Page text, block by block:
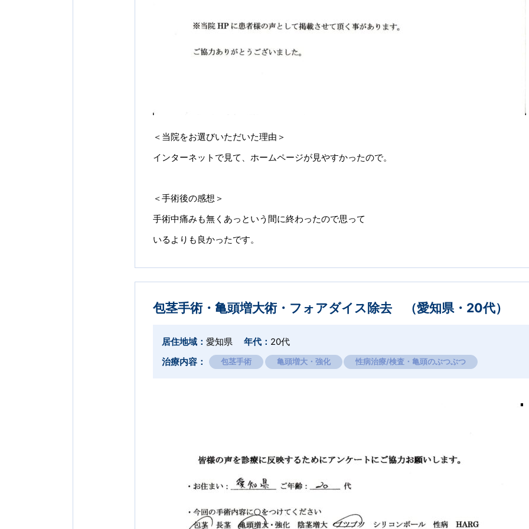
＜当院をお選びいただいた理由＞
インターネットで見て、ホームページが見やすかったので。
＜手術後の感想＞
手術中痛みも無くあっという間に終わったので思って
いるよりも良かったです。
包茎手術・亀頭増大術・フォアダイス除去 （愛知県・20代）
居住地域： 愛知県 年代： 20代
治療内容：
包茎手術 亀頭増大・強化 性病治療/検査・亀頭のぶつぶつ